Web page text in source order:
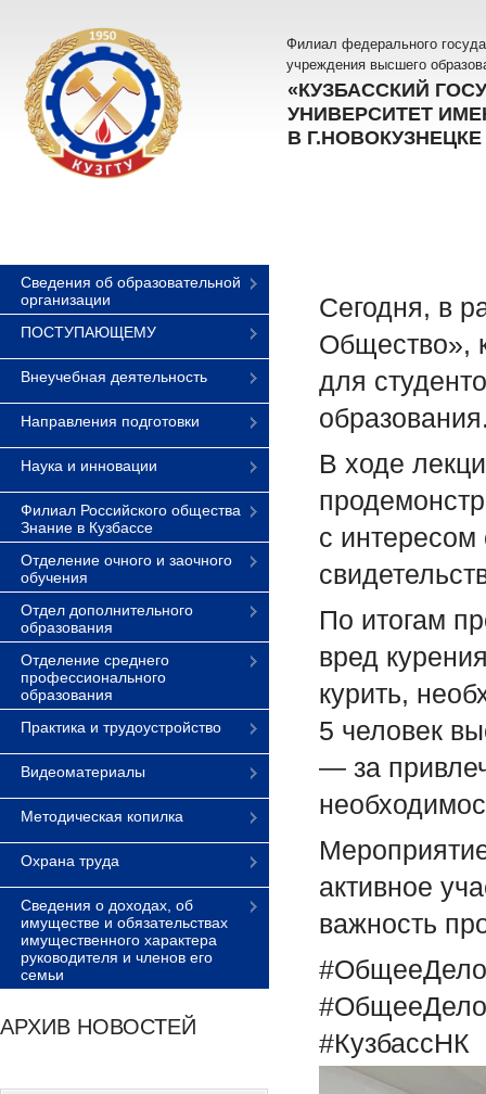
Филиал федерального
учреждения высшего
«КУЗБАССКИЙ
УНИВЕРСИТЕТ
В Г.НОВОКУЗНЕЦКЕ
Сведения об образовательной
организации
ПОСТУПАЮЩЕМУ
Внеучебная деятельность
Направления подготовки
Наука и инновации
Филиал Российского общества
Знание в Кузбассе
Отделение очного и заочного
обучения
Отдел дополнительного
образования
Отделение среднего
профессионального
образования
Практика и трудоустройство
Видеоматериалы
Методическая копилка
Охрана труда
Сведения о доходах, об
имуществе и обязательствах
имущественного характера
руководителя и членов его
семьи
АРХИВ НОВОСТЕЙ
Сегодня, в
Общество»,
для
В ходе
с
По итогам
вред
курить,
5 человек
— за
активное
важность
#КузбассНК